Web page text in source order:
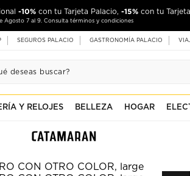
-10% con tu Tarjeta Palacio, -15% con tu
Agosto 7 al 9. Consulta términos y condiciones
SEGUROS PALACIO GASTRONOMÍA PALACIO
Y RELOJES BELLEZA HOGAR